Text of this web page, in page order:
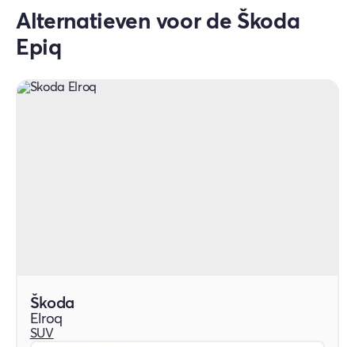
aanzienlijk langere dekkingsperiode.
Alternatieven voor de Škoda
Epiq
Škoda
Elroq
SUV